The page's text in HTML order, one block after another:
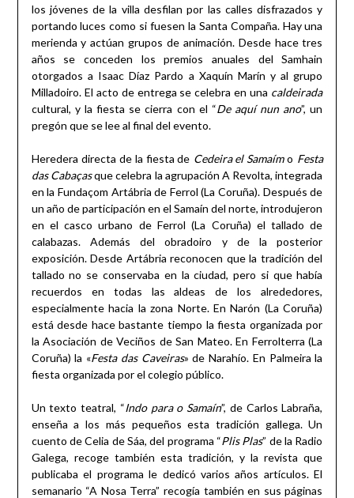
los jóvenes de la villa desfilan por las calles disfrazados y
portando luces como si fuesen la Santa Compaña. Hay una
merienda y actúan grupos de animación. Desde hace tres
años se conceden los premios anuales del Samhain
otorgados a Isaac Díaz Pardo a Xaquín Marín y al grupo
Milladoiro. El acto de entrega se celebra en una caldeirada
cultural, y la fiesta se cierra con el “De aquí nun ano”, un
pregón que se lee al final del evento.
Heredera directa de la fiesta de Cedeira el Samaímo Festa
das Cabaçasque celebra la agrupación A Revolta, integrada
en la Fundaçom Artábria de Ferrol (La Coruña). Después de
un año de participación en el Samaín del norte, introdujeron
en el casco urbano de Ferrol (La Coruña) el tallado de
calabazas. Además del obradoiro y de la posterior
exposición. Desde Artábria reconocen que la tradición del
tallado no se conservaba en la ciudad, pero si que había
recuerdos en todas las aldeas de los alrededores,
especialmente hacia la zona Norte. En Narón (La Coruña)
está desde hace bastante tiempo la fiesta organizada por
la Asociación de Veciños de San Mateo. En Ferrolterra (La
Coruña) la «Festa das Caveiras» de Narahío. En Palmeira la
fiesta organizada por el colegio público.
Un texto teatral, “Indo para o Samaín”, de Carlos Labraña,
enseña a los más pequeños esta tradición gallega. Un
cuento de Celia de Sáa, del programa “Plis Plas” de la Radio
Galega, recoge también esta tradición, y la revista que
publicaba el programa le dedicó varios años artículos. El
semanario “A Nosa Terra” recogía también en sus páginas